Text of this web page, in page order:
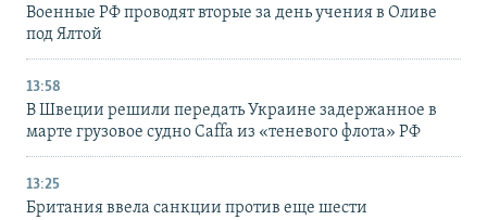
Военные РФ проводят вторые за день учения в Оливе
под Ялтой
13:58
В Швеции решили передать Украине задержанное в
марте грузовое судно Caffa из «теневого флота» РФ
13:25
Британия ввела санкции против еще шести